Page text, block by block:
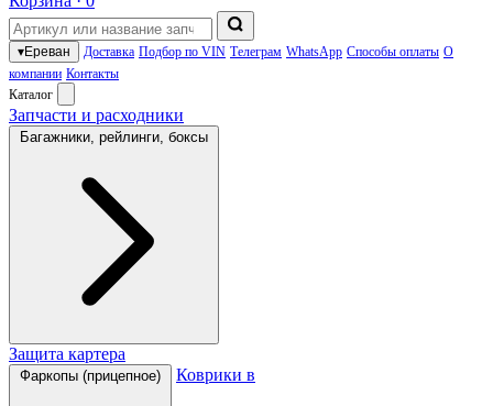
▾Ереван Доставка Подбор по VIN Телеграм WhatsApp Способы оплаты О
компании Контакты
Каталог
Запчасти и расходники
Багажники, рейлинги, боксы
Защита картера
Фаркопы (прицепное) Коврики в